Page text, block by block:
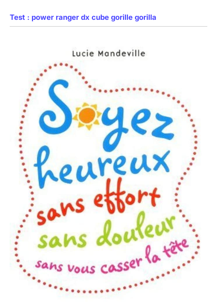
Test : power ranger dx cube gorille gorilla